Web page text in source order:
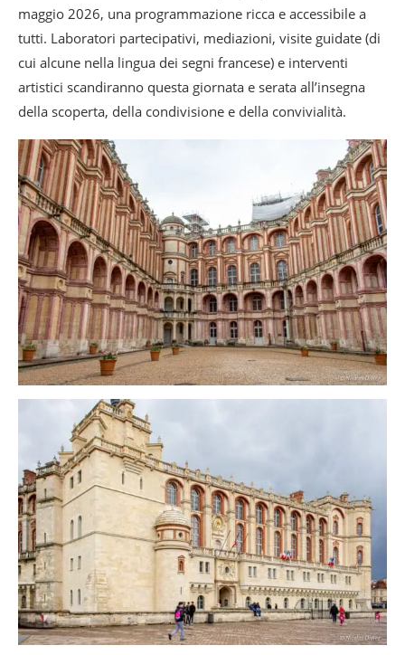
maggio 2026, una programmazione ricca e accessibile a
tutti. Laboratori partecipativi, mediazioni, visite guidate (di
cui alcune nella lingua dei segni francese) e interventi
artistici scandiranno questa giornata e serata all’insegna
della scoperta, della condivisione e della convivialità.